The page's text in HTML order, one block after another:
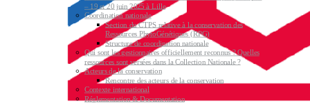
– 19 et 20 juin 2025 à Lille
Coordination nationale
Section du CTPS relative à la conservation des
Ressources PhytoGénétiques (RPG)
Structure de coordination nationale
Qui sont les gestionnaires officiellement reconnus ? Quelles
ressources sont versées dans la Collection Nationale ?
Acteurs de la conservation
Rencontre des acteurs de la conservation
Contexte international
Réglementation & Documentation